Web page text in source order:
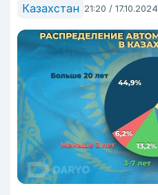
Казахстан 21:20 / 17.10.2024